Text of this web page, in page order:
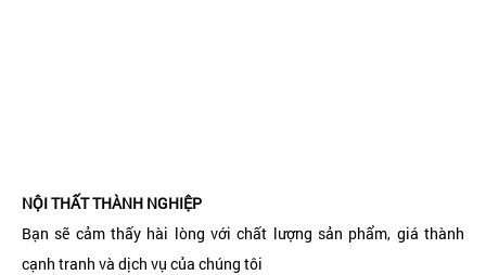
NỘI THẤT THÀNH NGHIỆP
Bạn sẽ cảm thấy hài lòng với chất lượng sản phẩm, giá thành
cạnh tranh và dịch vụ của chúng tôi